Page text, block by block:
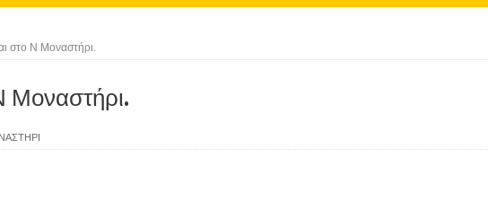
ΔΗΜΟΥ ΔΟΜΟΚΟΥ ΓΙΑ ΜΑΙΟ ΚΑΙ ΙΟΥΝΙΟ 2024
Παπαιωάννου στην Ομβριακή Δομοκού την 1η Δεκέμβρη 1942
στο Ν Μοναστήρι.
Μοναστήρι.